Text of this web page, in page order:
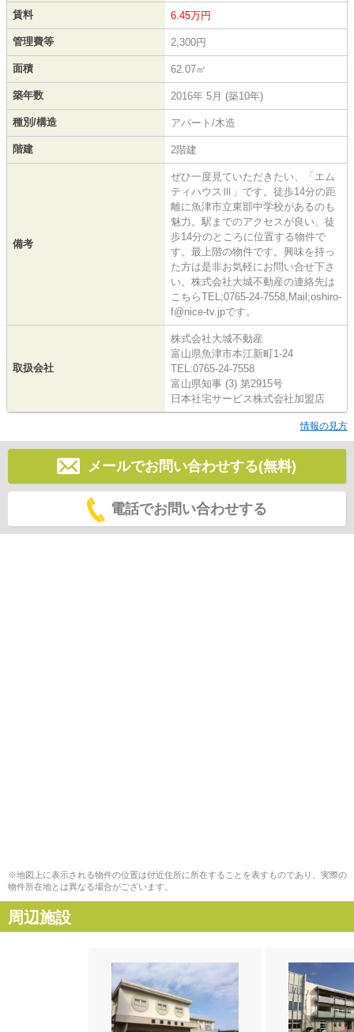
賃料 6.45万円
管理費等 2,300円
面積 62.07㎡
築年数 2016年 5月 (築10年)
種別/構造 アパート/木造
階建 2階建
備考
ぜひ一度見ていただきたい、「エム
ティハウスⅢ」です。徒歩14分の距
離に魚津市立東部中学校があるのも
魅力。駅までのアクセスが良い、徒
歩14分のところに位置する物件で
す。最上階の物件です。興味を持っ
た方は是非お気軽にお問い合せ下さ
い。株式会社大城不動産の連絡先は
こちらTEL;0765-24-7558,Mail;oshiro-
f@nice-tv.jpです。
取扱会社
株式会社大城不動産
富山県魚津市本江新町1-24
TEL:0765-24-7558
富山県知事 (3) 第2915号
日本社宅サービス株式会社加盟店
情報の見方
メールでお問い合わせする(無料)
電話でお問い合わせする
※地図上に表示される物件の位置は付近住所に所在することを表すものであり、実際の
物件所在地とは異なる場合がございます。
周辺施設